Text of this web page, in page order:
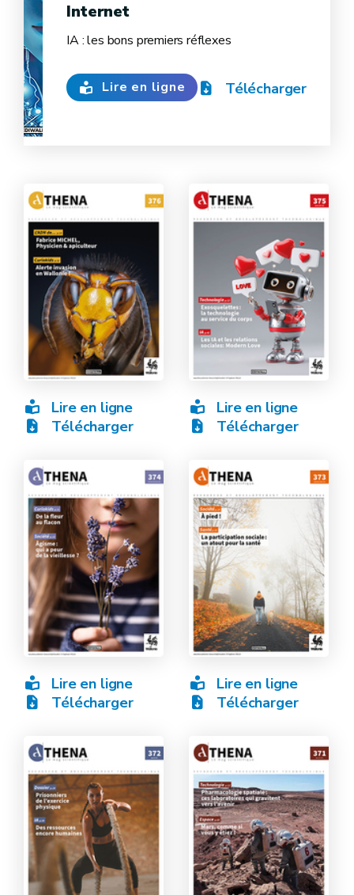
Internet
IA : les bons premiers réflexes
Lire en ligne Télécharger
Lire en ligne
Télécharger
Lire en ligne
Télécharger
Lire en ligne
Télécharger
Lire en ligne
Télécharger